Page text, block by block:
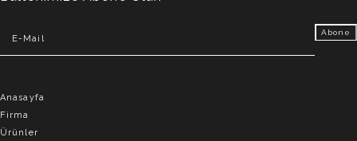
Anasayfa
Firma
Ürünler